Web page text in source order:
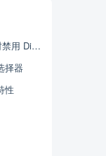
？
择器
性